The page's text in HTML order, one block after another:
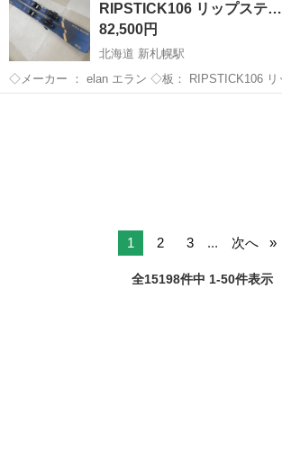
300円～の格安食堂あり！《佐...RIPSTICK106 リップステ…
82,500円
北海道 新札幌駅
◇メーカー ： elan エラン ◇板： RIPSTICK106 リップスティック
172㎝ ◇ビンディング： ATTACK14MN ◇ソール長： 259-382㎜ 当
1 2 3 ... 次へ
全15198件中 1-50件表示